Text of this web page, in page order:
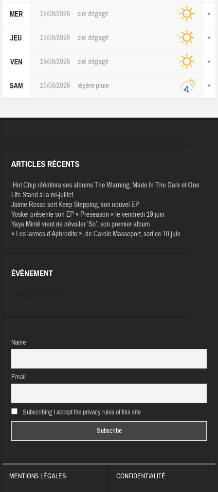
MER 12/08/2026 ciel dégagé
JEU 13/08/2026 ciel dégagé
VEN 14/08/2026 ciel dégagé
SAM 15/08/2026 légère pluie
ARTICLES RÉCENTS
Hot Chip rééditera ses albums The Warning, Made In The Dark et One
Life Stand à la mi-juillet
Jaime Rosso sort Keep Stepping, son nouvel EP
Yoskel présente son EP « Preseason » le vendredi 19 juin
Yaya Minté vient de dévoiler ‘So’, son premier album
« Les larmes d’Aphrodite », de Carole Masseport, sort ce 10 juin
ÉVÈNEMENT
Name
Email
Subscribing I accept the privacy rules of this site
MENTIONS LÉGALES CONFIDENTIALITÉ